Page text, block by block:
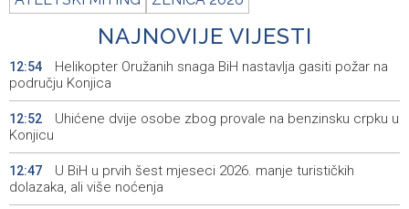
NAJNOVIJE VIJESTI
12:54
Helikopter Oružanih snaga BiH nastavlja gasiti požar na
području Konjica
12:52
Uhićene dvije osobe zbog provale na benzinsku crpku u
Konjicu
12:47
U BiH u prvih šest mjeseci 2026. manje turističkih
dolazaka, ali više noćenja